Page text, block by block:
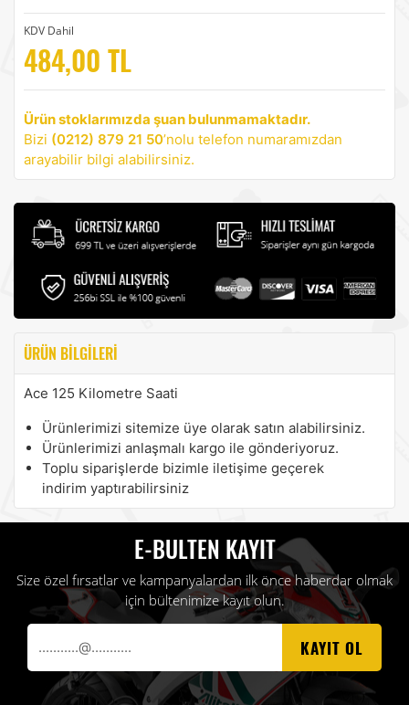
KDV Dahil
484,00 TL
Ürün stoklarımızda şuan bulunmamaktadır.
Bizi (0212) 879 21 50’nolu telefon numaramızdan
arayabilir bilgi alabilirsiniz.
ÜRÜN BILGILERI
Ace 125 Kilometre Saati
Ürünlerimizi sitemize üye olarak satın alabilirsiniz.
Ürünlerimizi anlaşmalı kargo ile gönderiyoruz.
Toplu siparişlerde bizimle iletişime geçerek
indirim yaptırabilirsiniz
E-BULTEN KAYIT
Size özel fırsatlar ve kampanyalardan ilk önce haberdar olmak
için bültenimize kayıt olun.
KAYIT OL